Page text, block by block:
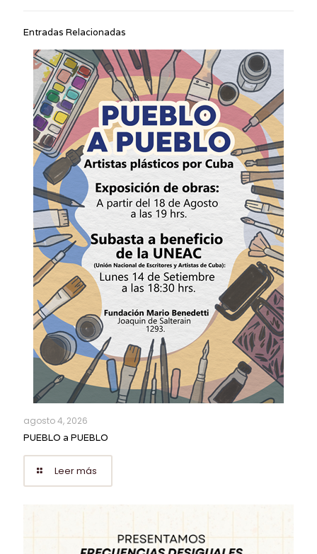
Entradas Relacionadas
agosto 4, 2026
PUEBLO a PUEBLO
Leer más